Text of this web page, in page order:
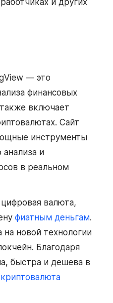
и других
— это
финансовых
включает
Сайт
инструменты
анализа и
в реальном
валюта,
фиатным деньгам.
на новой технологии
Благодаря
быстра и дешева в